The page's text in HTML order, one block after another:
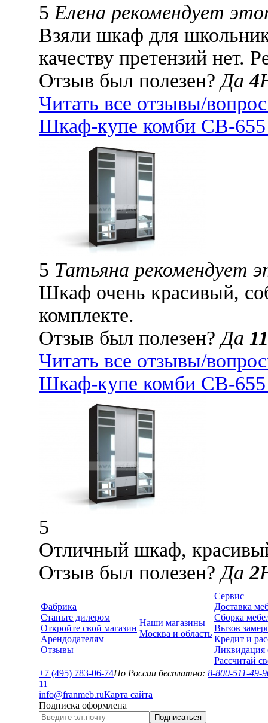
5 Елена рекомендует
Взяли шкаф для
качеству претензий нет.
Отзыв был полезен?Да4
Читать все отзывы/
Шкаф-купе комби СВ-
5 Татьяна рекомендует
Шкаф очень красивый,
комплекте.
Отзыв был полезен?Да 11
Читать все отзывы/
Шкаф-купе комби СВ-
5
Отличный шкаф,
Отзыв был полезен?Да2
Фабрика
Станьте дилером
Откройте свой магазин
Арендодателям
Отзывы
Наши магазины
Москва и область
Сервис
Доставка
Сборка
Вызов
Кредит и
Ликвидация
Рассчитай
+7 (495) 783-06-74По России бесплатно: 8-800-511-49-
11
info@franmeb.ruКарта сайта
Подписка оформлена
Подписаться